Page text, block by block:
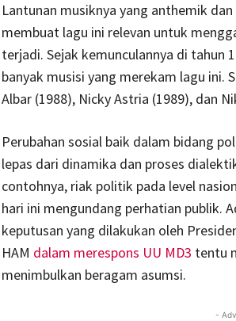
Lantunan musiknya yang anthemik
membuat lagu ini relevan untuk
terjadi. Sejak kemunculannya di tahun
banyak musisi yang merekam lagu ini.
Albar (1988), Nicky Astria (1989), dan
Perubahan sosial baik dalam bidang
lepas dari dinamika dan proses
contohnya, riak politik pada level
hari ini mengundang perhatian publik.
keputusan yang dilakukan oleh
HAM dalam merespons UU MD3 tentu
menimbulkan beragam asumsi.
-